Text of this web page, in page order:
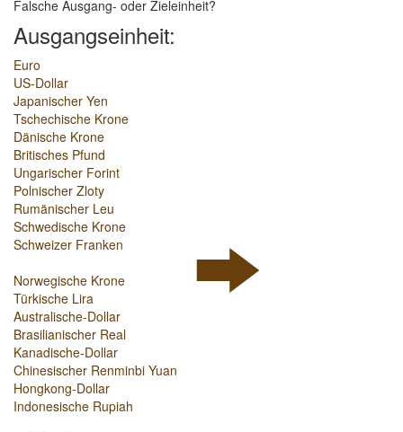
Falsche Ausgang- oder Zieleinheit?
Ausgangseinheit:
Euro
US-Dollar
Japanischer Yen
Tschechische Krone
Dänische Krone
Britisches Pfund
Ungarischer Forint
Polnischer Zloty
Rumänischer Leu
Schwedische Krone
Schweizer Franken
Norwegische Krone
Türkische Lira
Australische-Dollar
Brasilianischer Real
Kanadische-Dollar
Chinesischer Renminbi Yuan
Hongkong-Dollar
Indonesische Rupiah